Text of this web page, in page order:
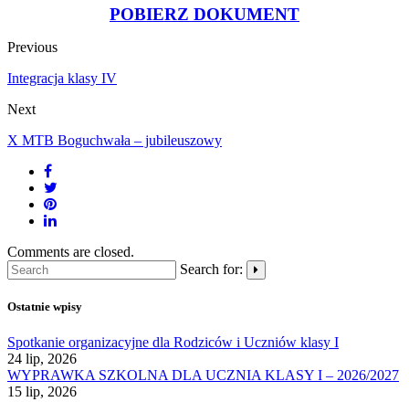
POBIERZ DOKUMENT
Previous
Integracja klasy IV
Next
X MTB Boguchwała – jubileuszowy
Comments are closed.
Search for:
Ostatnie wpisy
Spotkanie organizacyjne dla Rodziców i Uczniów klasy I
24 lip, 2026
WYPRAWKA SZKOLNA DLA UCZNIA KLASY I – 2026/2027
15 lip, 2026